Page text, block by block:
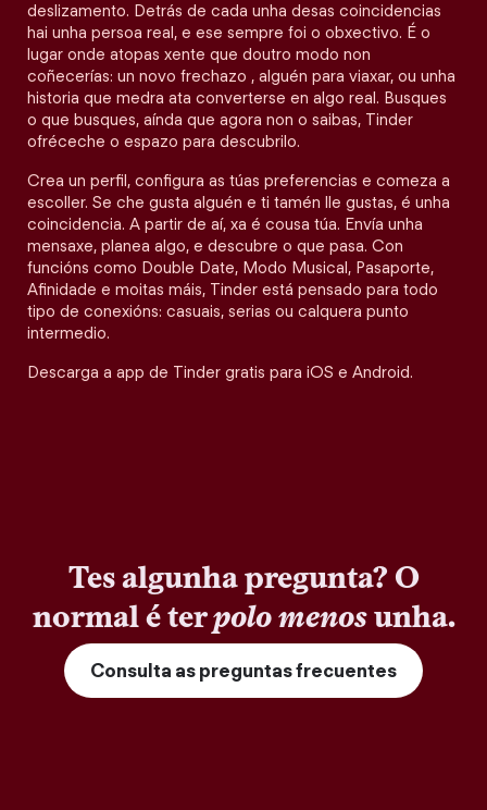
deslizamento. Detrás de cada unha desas coincidencias
hai unha persoa real, e ese sempre foi o obxectivo. É o
lugar onde atopas xente que doutro modo non
coñecerías: un novo frechazo , alguén para viaxar, ou unha
historia que medra ata converterse en algo real. Busques
o que busques, aínda que agora non o saibas, Tinder
ofréceche o espazo para descubrilo.
Crea un perfil, configura as túas preferencias e comeza a
escoller. Se che gusta alguén e ti tamén lle gustas, é unha
coincidencia. A partir de aí, xa é cousa túa. Envía unha
mensaxe, planea algo, e descubre o que pasa. Con
funcións como Double Date, Modo Musical, Pasaporte,
Afinidade e moitas máis, Tinder está pensado para todo
tipo de conexións: casuais, serias ou calquera punto
intermedio.
Descarga a app de Tinder gratis para iOS e Android.
Tes algunha pregunta? O
normal é terpolo menosunha.
Consulta as preguntas frecuentes